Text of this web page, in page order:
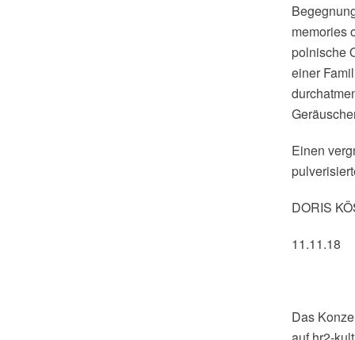
memories
polnische
einer
Einen
DORIS
11.11.18
Das